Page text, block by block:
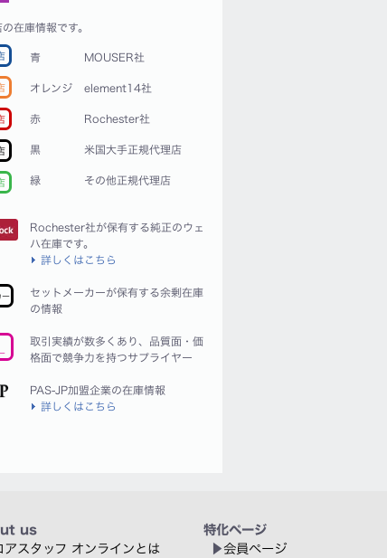
在庫情報です。
青 MOUSER社
オレンジ element14社
赤 Rochester社
黒 米国大手正規代理店
緑 その他正規代理店
Rochester社が保有する純正のウェ
ハ在庫です。
詳しくはこちら
ー
セットメーカーが保有する余剰在庫
の情報
取引実績が数多くあり、品質面・価
格面で競争力を持つサプライヤー
PAS-JP加盟企業の在庫情報
詳しくはこちら
us
アスタッフ オンラインとは
特化ページ
会員ページ